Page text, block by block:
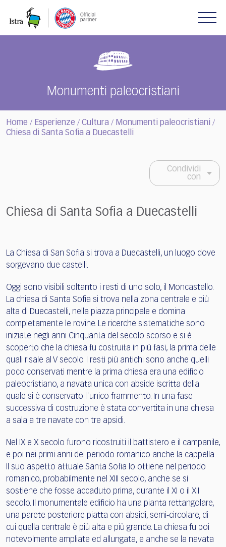
note:
Monumenti paleocristiani
Home / Esperienze / Cultura / Monumenti paleocristiani /
Chiesa di Santa Sofia a Duecastelli
Condividi
con
Chiesa di Santa Sofia a Duecastelli
La Chiesa di San Sofia si trova a Duecastelli, un luogo dove
sorgevano due castelli.
Oggi sono visibili soltanto i resti di uno solo, il Moncastello.
La chiesa di Santa Sofia si trova nella zona centrale e più
alta di Duecastelli, nella piazza principale e domina
completamente le rovine. Le ricerche sistematiche sono
iniziate negli anni Cinquanta del secolo scorso e si è
scoperto che la chiesa fu costruita in più fasi, la prima delle
quali risale al V secolo. I resti più antichi sono anche quelli
poco conservati mentre la prima chiesa era una edificio
paleocristiano, a navata unica con abside iscritta della
quale si è conservato l'unico frammento. In una fase
successiva di costruzione è stata convertita in una chiesa
a sala a tre navate con tre apsidi.
Nel IX e X secolo furono ricostruiti il battistero e il campanile,
e poi nei primi anni del periodo romanico anche la cappella.
Il suo aspetto attuale Santa Sofia lo ottiene nel periodo
romanico, probabilmente nel XIII secolo, anche se si
sostiene che fosse accaduto prima, durante il XI o il XII
secolo. Il monumentale edificio ha una pianta rettangolare,
una parete posteriore piatta con absidi, semi-circolare, di
cui quella centrale è più alta e più grande. La chiesa fu poi
notevolmente ampliate ed allungata, e anche se la navata